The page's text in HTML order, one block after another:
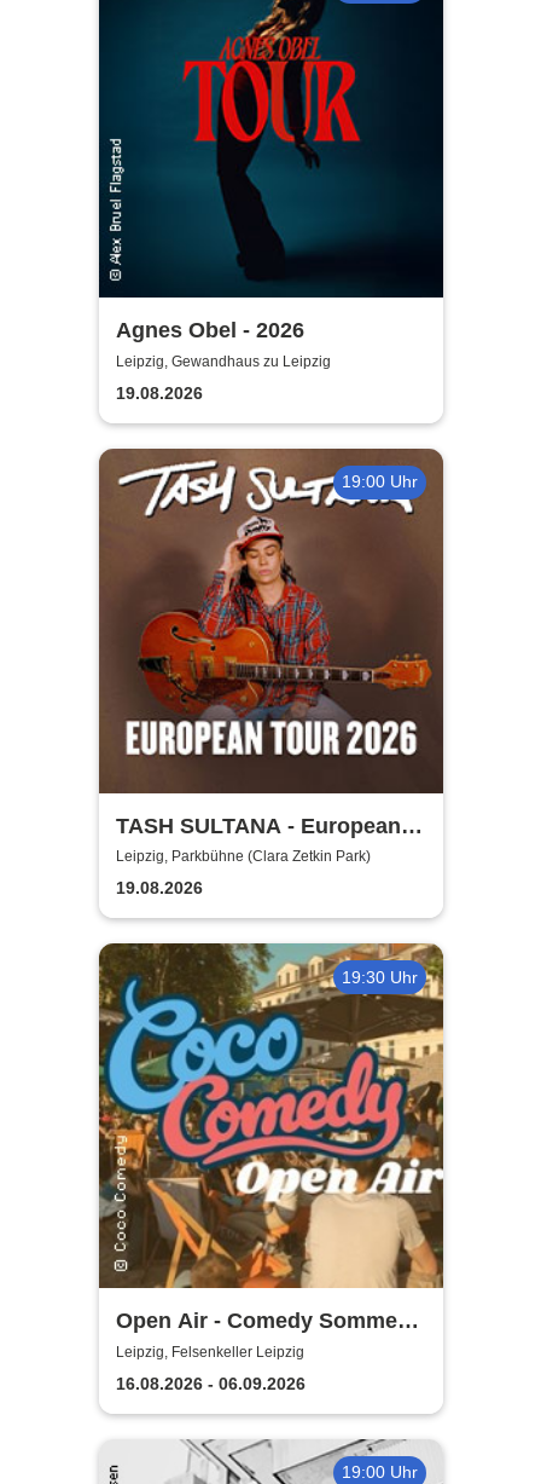
Agnes Obel - 2026
Leipzig, Gewandhaus zu Leipzig
19.08.2026
19:00 Uhr
TASH SULTANA - European
Tour 2026
Leipzig, Parkbühne (Clara Zetkin Park)
19.08.2026
19:30 Uhr
Open Air - Comedy Sommer
Shows | Felsenkeller Leipzig
Leipzig, Felsenkeller Leipzig
16.08.2026 - 06.09.2026
19:00 Uhr